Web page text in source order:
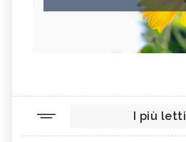
I più letti